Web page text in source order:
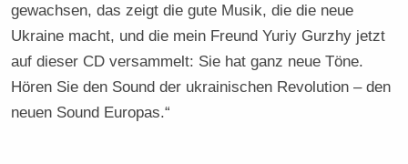
gewachsen, das zeigt die gute Musik, die die neue
Ukraine macht, und die mein Freund Yuriy Gurzhy jetzt
auf dieser CD versammelt: Sie hat ganz neue Töne.
Hören Sie den Sound der ukrainischen Revolution – den
neuen Sound Europas.“